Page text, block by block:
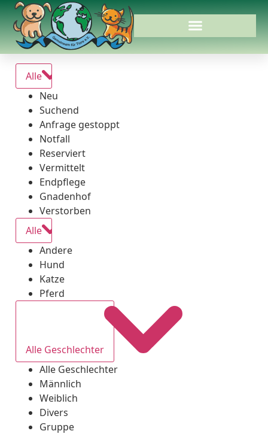
Alle
Neu
Suchend
Anfrage gestoppt
Notfall
Reserviert
Vermittelt
Endpflege
Gnadenhof
Verstorben
Alle
Andere
Hund
Katze
Pferd
Alle Geschlechter
Alle Geschlechter
Männlich
Weiblich
Divers
Gruppe